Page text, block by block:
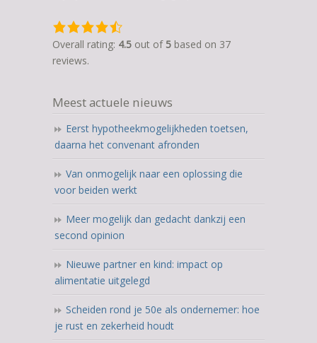
4,5
rating
based
ratings
Overall rating: 4.5 out of 5 based on 37
reviews.
Meest actuele nieuws
Eerst hypotheekmogelijkheden toetsen,
daarna het convenant afronden
Van onmogelijk naar een oplossing die
voor beiden werkt
Meer mogelijk dan gedacht dankzij een
second opinion
Nieuwe partner en kind: impact op
alimentatie uitgelegd
Scheiden rond je 50e als ondernemer: hoe
je rust en zekerheid houdt